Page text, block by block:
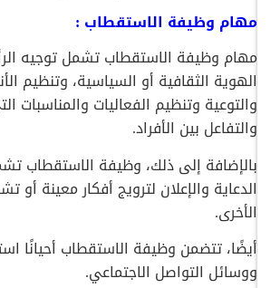
مهام وظيفة الاستقطاب :
مهام وظيفة الاستقطاب تشمل توجيه الرأي
الهوية الثقافية أو السياسية، وتنظيم
والتوعية وتنظيم الفعاليات والمناسبات التي
والتفاعل بين الأفراد.
بالإضافة إلى ذلك، وظيفة الاستقطاب تشمل
الدعاية والإعلان لترويج أفكار معينة أو
الأخرى.
أيضًا، تتضمن وظيفة الاستقطاب أحيانًا
ووسائل التواصل الاجتماعي.